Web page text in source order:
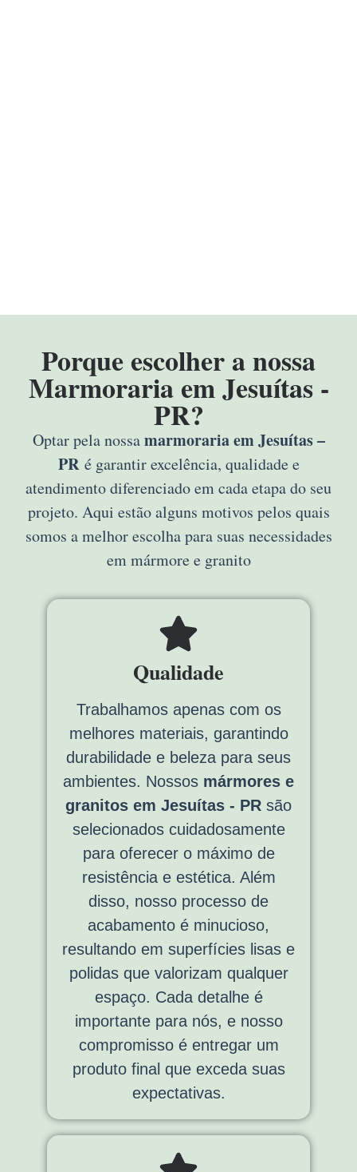
Porque escolher a nossa
Marmoraria em Jesuítas -
PR?
Optar pela nossamarmoraria em Jesuítas –
PRé garantir excelência, qualidade e
atendimento diferenciado em cada etapa do seu
projeto. Aqui estão alguns motivos pelos quais
somos a melhor escolha para suas necessidades
em mármore e granito
Qualidade
Trabalhamos apenas com os
melhores materiais, garantindo
durabilidade e beleza para seus
ambientes. Nossos mármores e
granitos em Jesuítas - PR são
selecionados cuidadosamente
para oferecer o máximo de
resistência e estética. Além
disso, nosso processo de
acabamento é minucioso,
resultando em superfícies lisas e
polidas que valorizam qualquer
espaço. Cada detalhe é
importante para nós, e nosso
compromisso é entregar um
produto final que exceda suas
expectativas.